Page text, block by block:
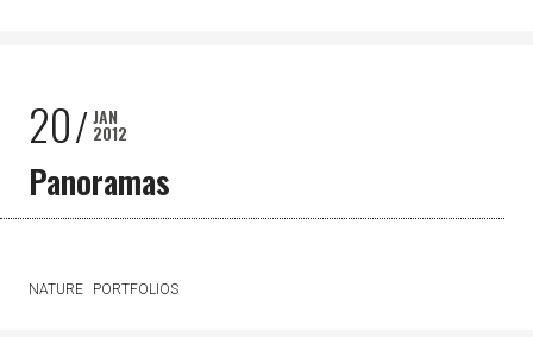
20 JAN
2012
Panoramas
NATURE PORTFOLIOS